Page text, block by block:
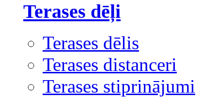
Terases dēļi
Terases dēlis
Terases distanceri
Terases stiprinājumi